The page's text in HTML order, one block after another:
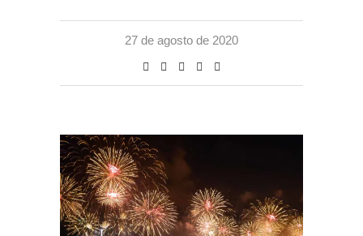
27 de agosto de 2020